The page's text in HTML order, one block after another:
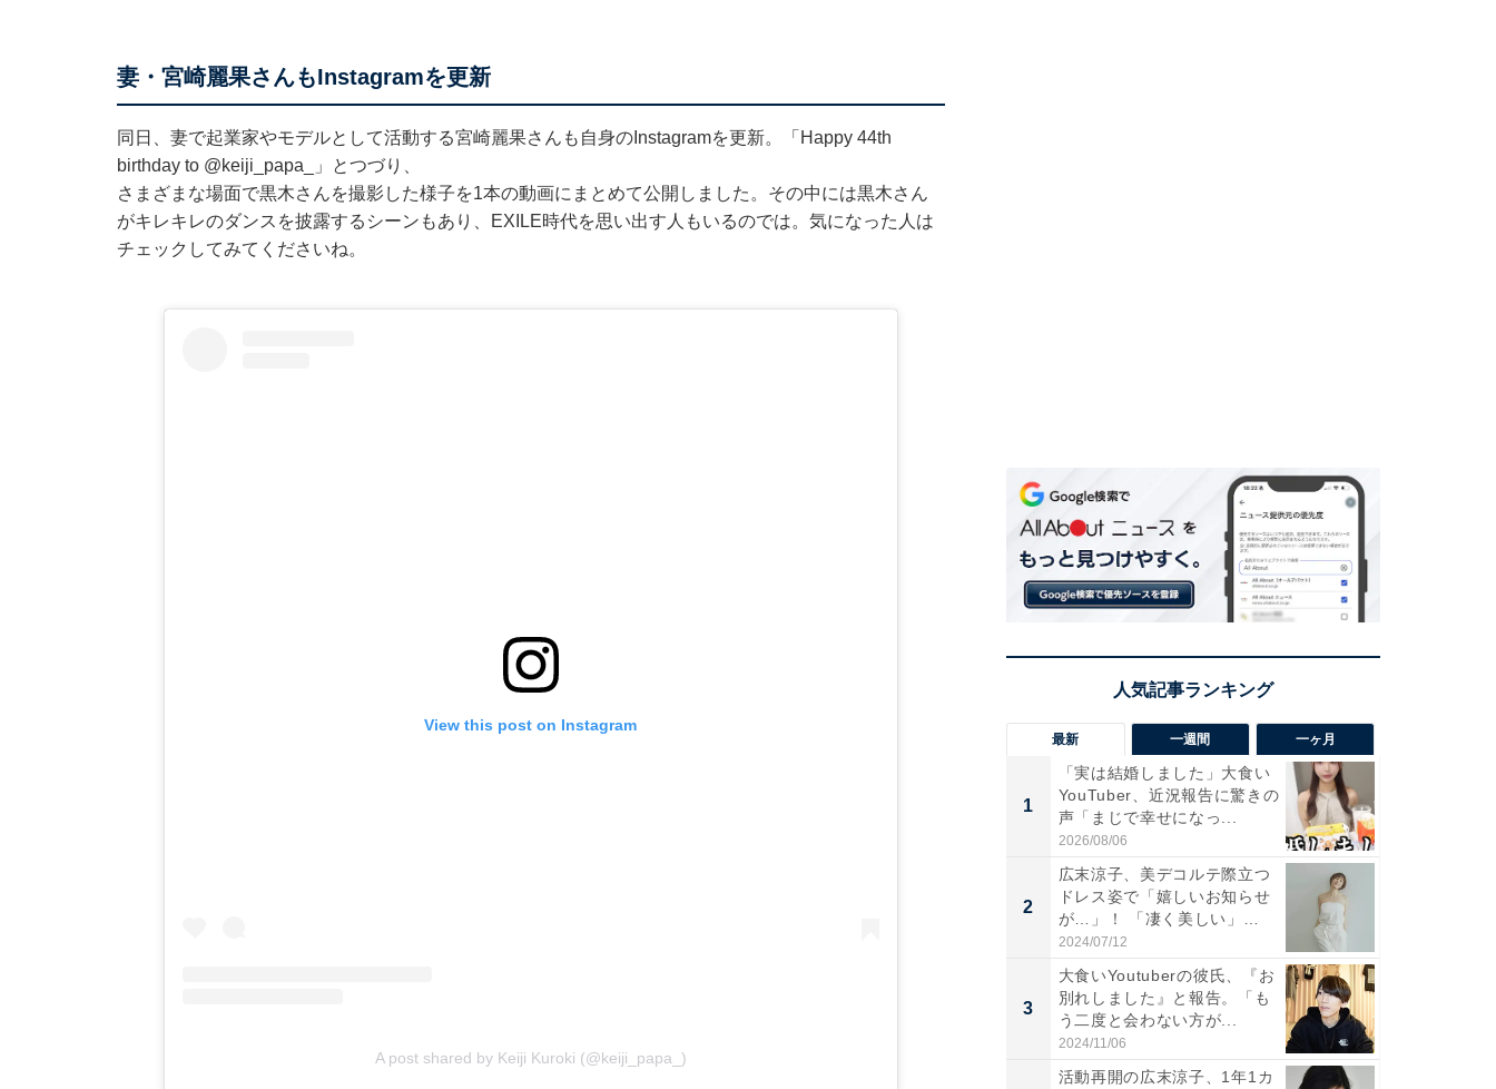
妻・宮崎麗果さんもInstagramを更新
同日、妻で起業家やモデルとして活動する宮崎麗果さんも自身のInstagramを更新。「Happy 44th
birthday to @keiji_papa_
」とつづり、
さまざまな場面で黒木さんを撮影した様子を1本の動画にまとめて公開 しました。その中には黒木さん
がキレキレのダンスを披露するシーンもあり、EXILE時代を思い出す人もいるのでは。気になった人は
チェックしてみてくださいね。
View this post on Instagram
A post shared by Keiji Kuroki (@keiji_papa_)
最新 一週間 一ヶ月
1
「実は結婚しました」大食い
YouTuber、近況報告に驚きの
声「まじで幸せになっ...
2026/08/06
2
広末涼子、美デコルテ際立つ
ドレス姿で「嬉しいお知らせ
が…」！ 「凄く美しい」
「透...
2024/07/12
3
大食いYoutuberの彼氏、『お
別れしました』と報告。「も
う二度と会わない方が...
2024/11/06
活動再開の広末涼子、1年1カ